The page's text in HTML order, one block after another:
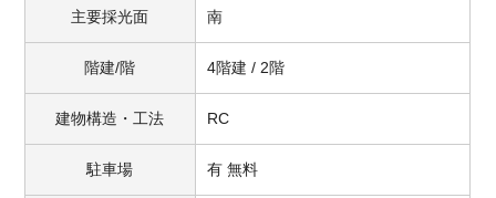
主要採光面 南
階建/階 4階建 / 2階
建物構造・工法 RC
駐車場 有 無料